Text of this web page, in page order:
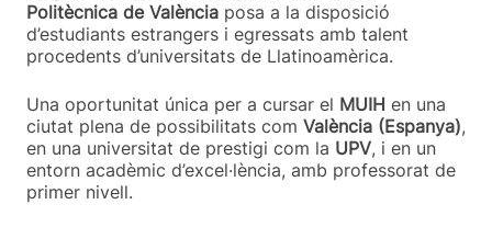
Politècnica de València posa a la disposició
d’estudiants estrangers i egressats amb talent
procedents d’universitats de Llatinoamèrica.
Una oportunitat única per a cursar el MUIH en una
ciutat plena de possibilitats com València (Espanya),
en una universitat de prestigi com la UPV, i en un
entorn acadèmic d’excel·lència, amb professorat de
primer nivell.